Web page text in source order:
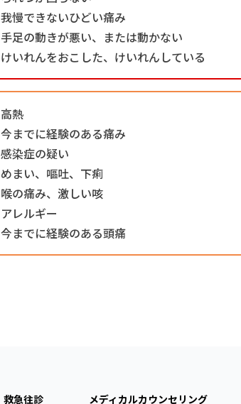
我慢できないひどい痛み
手足の動きが悪い、または動かない
けいれんをおこした、けいれんしている
高熱
今までに経験のある痛み
感染症の疑い
めまい、嘔吐、下痢
喉の痛み、激しい咳
アレルギー
今までに経験のある頭痛
救急往診 メディカルカウンセリング